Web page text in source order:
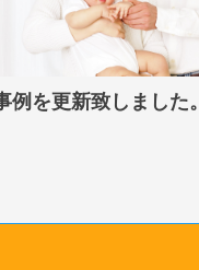
例を更新致しました。